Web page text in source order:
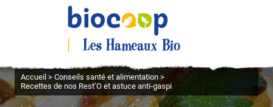
Accueil>Conseils santé et alimentation>
Recettes de nos Rest’O et astuce anti-gaspi